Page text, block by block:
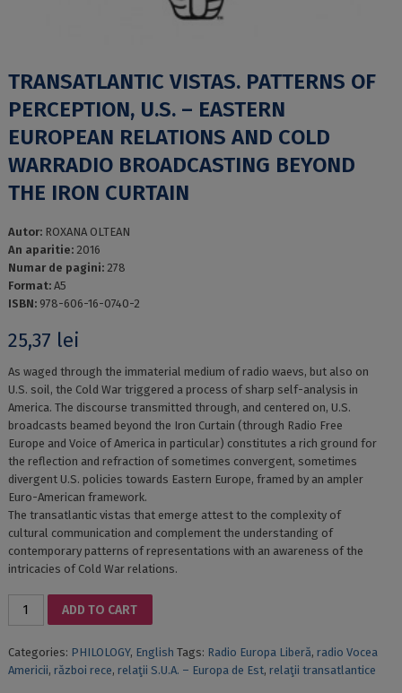
TRANSATLANTIC VISTAS. PATTERNS OF
PERCEPTION, U.S. – EASTERN
EUROPEAN RELATIONS AND COLD
WARRADIO BROADCASTING BEYOND
THE IRON CURTAIN
Autor: ROXANA OLTEAN
An aparitie: 2016
Numar de pagini: 278
Format: A5
ISBN: 978-606-16-0740-2
25,37 lei
As waged through the immaterial medium of radio waevs, but also on
U.S. soil, the Cold War triggered a process of sharp self-analysis in
America. The discourse transmitted through, and centered on, U.S.
broadcasts beamed beyond the Iron Curtain (through Radio Free
Europe and Voice of America in particular) constitutes a rich ground for
the reflection and refraction of sometimes convergent, sometimes
divergent U.S. policies towards Eastern Europe, framed by an ampler
Euro-American framework.
The transatlantic vistas that emerge attest to the complexity of
cultural communication and complement the understanding of
contemporary patterns of representations with an awareness of the
intricacies of Cold War relations.
TRANSATLANTIC
OF
PERCEPTION,
ADD TO CART
Categories: PHILOLOGY, English Tags: Radio Europa Liberă, radio Vocea
Americii, război rece, relaţii S.U.A. – Europa de Est, relaţii transatlantice